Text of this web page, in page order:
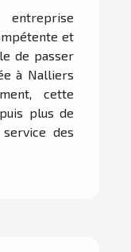
et
de passer
à Nalliers
cette
plus de
des